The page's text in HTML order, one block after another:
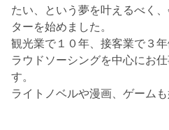
たい、という夢を叶えるべく
ターを始めました。
観光業で１０年、接客業で３
ラウドソーシングを中心にお
す。
ライトノベルや漫画、ゲームも